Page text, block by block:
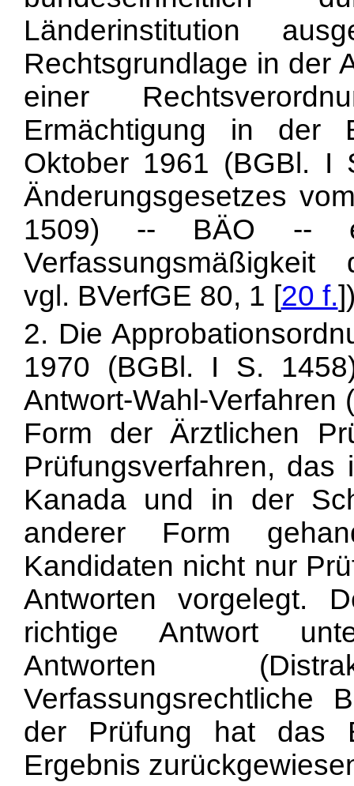
Länderinstitution
Rechtsgrundlage in der
einer
Ermächtigung in der
Oktober 1961 (BGBl. I
Änderungsgesetzes
1509) -- BÄO --
Verfassungsmäßigkeit
vgl. BVerfGE 80, 1 [20 f.
2. Die
1970 (BGBl. I S.
Antwort-Wahl-Verfahren
Form der Ärztlichen
Prüfungsverfahren,
Kanada und in der
anderer Form
Kandidaten nicht nur
Antworten vorgelegt.
richtige Antwort
Antworten
Verfassungsrechtliche
der Prüfung hat das
Ergebnis